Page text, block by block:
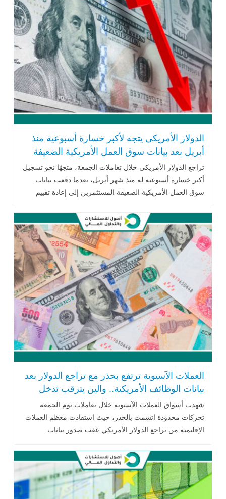
الدولار الأمريكي يتجه لأكبر خسارة أسبوعية منذ
أبريل بعد بيانات سوق العمل الأمريكية الضعيفة
تراجع الدولار الأمريكي خلال تعاملات الجمعة، متجهًا نحو تسجيل
أكبر خسارة أسبوعية له منذ شهر أبريل، بعدما دفعت بيانات
سوق العمل الأمريكية الضعيفة المستثمرين إلى إعادة تقييم
العملات الآسيوية ترتفع بحذر مع تراجع الدولار بعد
بيانات الوظائف الأمريكية.. والين يترقب تدخل
طوكيو
شهدت أسواق العملات الآسيوية خلال تعاملات يوم الجمعة
تحركات محدودة اتسمت بالحذر، حيث استفادت معظم العملات
الإقليمية من تراجع الدولار الأمريكي عقب صدور بيانات